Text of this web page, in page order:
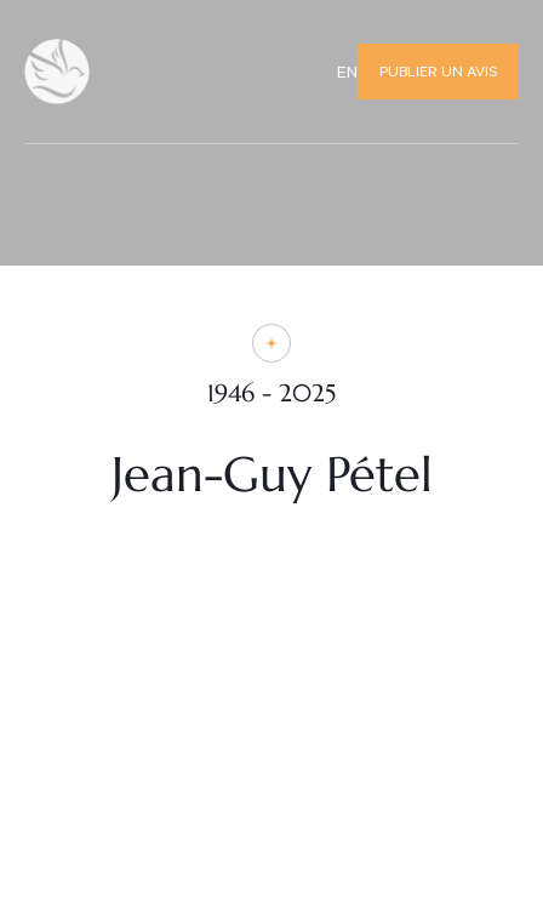
EN PUBLIER UN AVIS
1946 - 2025
Jean-Guy Pétel